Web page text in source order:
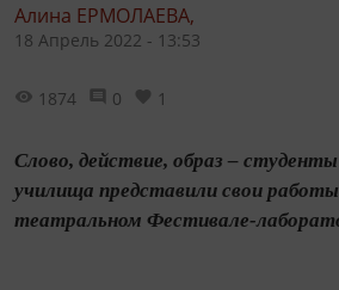
Алина ЕРМОЛАЕВА,
18 Апрель 2022 - 13:53
1874 0 1
Слово, действие, образ –
училища представили свои
театральном Фестивале-